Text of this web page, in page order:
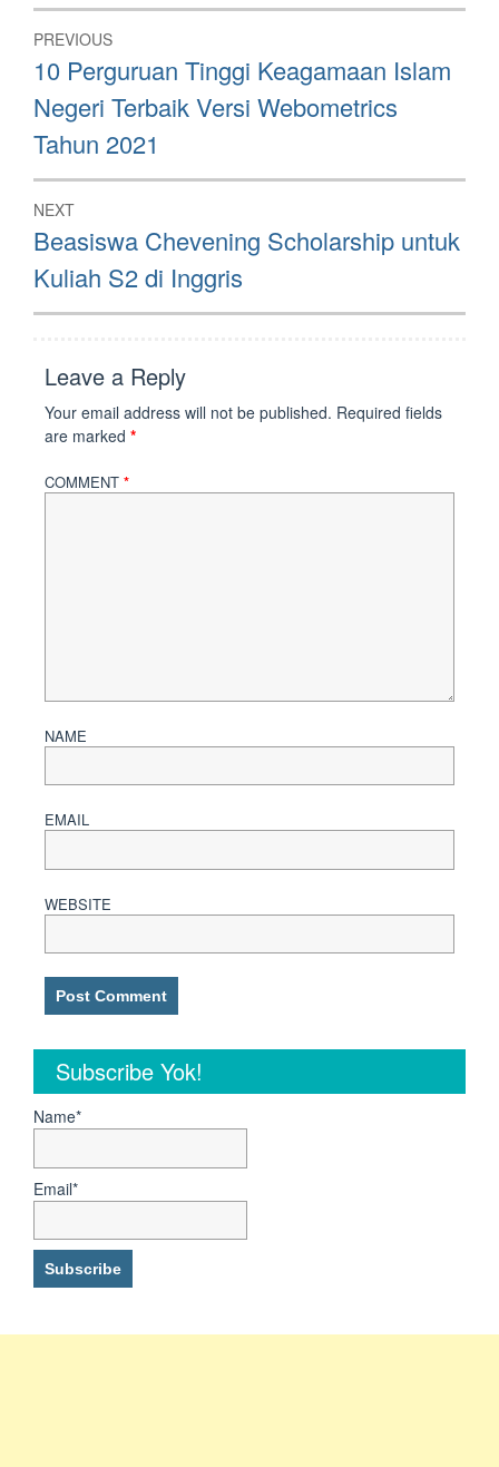
Post
navigation
PREVIOUS
Previous
post:
10 Perguruan Tinggi Keagamaan Islam
Negeri Terbaik Versi Webometrics
Tahun 2021
NEXT
Next
post:
Beasiswa Chevening Scholarship untuk
Kuliah S2 di Inggris
Leave a Reply
Your email address will not be published. Required fields
are marked *
COMMENT *
NAME
EMAIL
WEBSITE
Subscribe Yok!
Name*
Email*